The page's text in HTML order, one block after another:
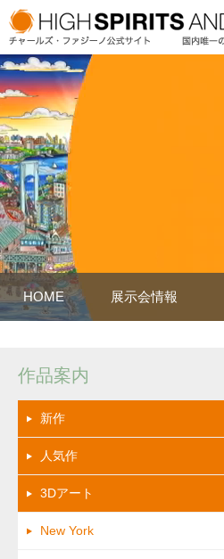
HOME 展示会情報
作品案内
新作
人気作
3Dアート
New York